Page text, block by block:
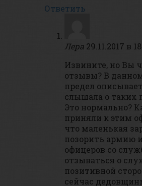
Ответить
Лера 29.11.2017 в
Извините, но Вы
отзывы? В
предел
слышала о таких
Это нормально?
приняли к этим
что маленькая
позорить армию
офицеров со
отзываться о
позитивной
сейчас